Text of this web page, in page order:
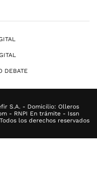
DEBATE
S.A. - Domicilio: Olleros
- RNPI En trámite - Issn
los derechos reservados